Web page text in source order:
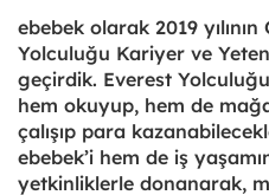
ebebek olarak 2019
Yolculuğu Kariyer ve
geçirdik. Everest
hem okuyup, hem de
çalışıp para
ebebek’i hem de iş
yetkinliklerle donanarak,